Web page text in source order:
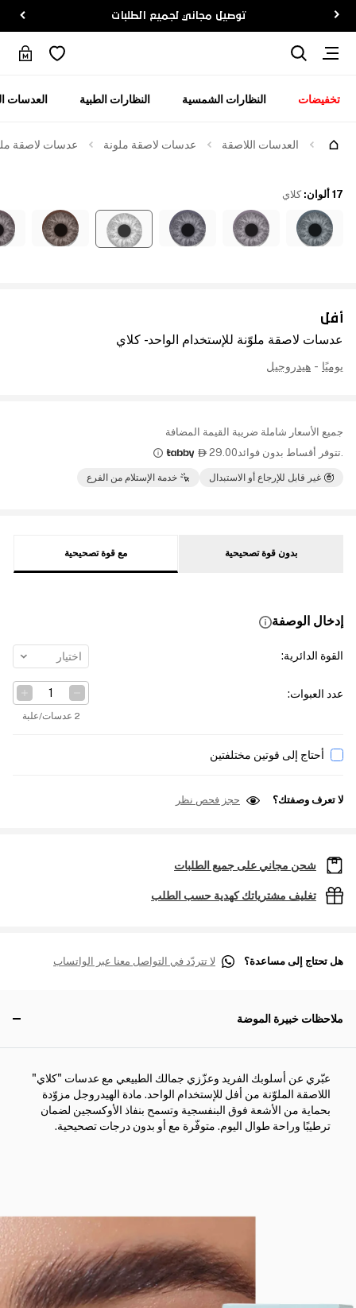
توصيل مجاني لجميع الطلبات
تخفيضات النظارات الشمسية النظارات الطبية العدسات
العدسات اللاصقة عدسات لاصقة ملونة عدسات لاصقة
أفل
عدسات لاصقة ملوّنة للإستخدام الواحد - كلاي
يوميًا - هيدروجيل
جميع الأسعار شاملة ضريبة القيمة المضافة
.تتوفر أقساط بدون فوائد29.00

غير قابل للإرجاع أو الاستبدال خدمة الإستلام من الفرع
17 ألوان :كلاي
بدون قوة تصحيحية مع قوة تصحيحية
إدخال الوصفة
القوة الدائرية: اختيار
عدد العبوات:
2 عدسات/علبة
أحتاج إلى قوتين مختلفتين
لا تعرف وصفتك؟ حجز فحص نظر
شحن مجاني على جميع الطلبات
تغليف مشترياتك كهدية حسب الطلب
هل تحتاج إلى مساعدة؟ لا تتردّد في التواصل معنا عبر الواتساب
ملاحظات خبيرة الموضة
عبّري عن أسلوبك الفريد وعزّزي جمالك الطبيعي مع عدسات "كلاي"
اللاصقة الملوّنة من أفل للإستخدام الواحد. مادة الهيدروجل مزوّدة
بحماية من الأشعة فوق البنفسجية وتسمح بنفاذ الأوكسجين لضمان
ترطيبًا وراحة طوال اليوم. متوفّرة مع أو بدون درجات تصحيحية.